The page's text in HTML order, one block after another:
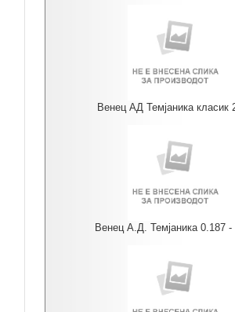
Венец АД Темјаника класик
Венец А.Д. Темјаника 0.187 -